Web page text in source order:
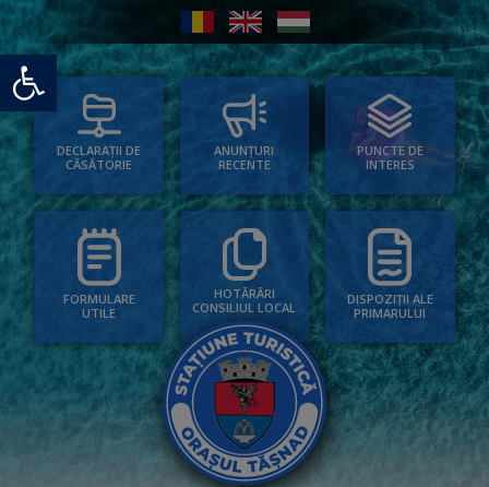
Deschide bara de unelte
DECLARAȚII DE
CĂSĂTORIE
ANUNȚURI
RECENTE
PUNCTE DE
INTERES
FORMULARE
UTILE
HOTĂRÂRI
CONSILIUL LOCAL
DISPOZIȚII ALE
PRIMARULUI